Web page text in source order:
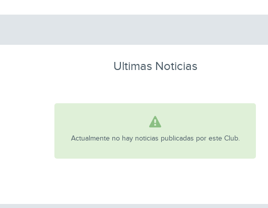
Ultimas Noticias
Actualmente no hay noticias publicadas por este Club.